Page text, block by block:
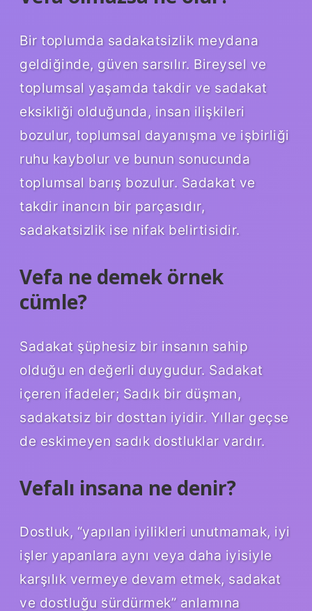
Bir toplumda sadakatsizlik meydana
geldiğinde, güven sarsılır. Bireysel ve
toplumsal yaşamda takdir ve sadakat
eksikliği olduğunda, insan ilişkileri
bozulur, toplumsal dayanışma ve işbirliği
ruhu kaybolur ve bunun sonucunda
toplumsal barış bozulur. Sadakat ve
takdir inancın bir parçasıdır,
sadakatsizlik ise nifak belirtisidir.
Vefa ne demek örnek
cümle?
Sadakat şüphesiz bir insanın sahip
olduğu en değerli duygudur. Sadakat
içeren ifadeler; Sadık bir düşman,
sadakatsiz bir dosttan iyidir. Yıllar geçse
de eskimeyen sadık dostluklar vardır.
Vefalı insana ne denir?
Dostluk, “yapılan iyilikleri unutmamak, iyi
işler yapanlara aynı veya daha iyisiyle
karşılık vermeye devam etmek, sadakat
ve dostluğu sürdürmek” anlamına